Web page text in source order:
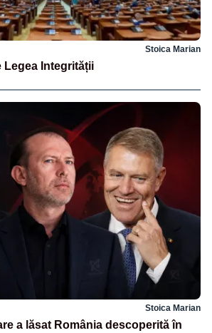
Stoica Marian
Legea Integrității
Stoica Marian
a lăsat România descoperită în